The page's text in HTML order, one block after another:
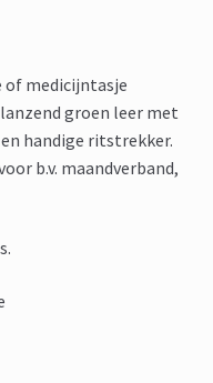
medicijntasje
groen leer met
handige ritstrekker.
b.v. maandverband,